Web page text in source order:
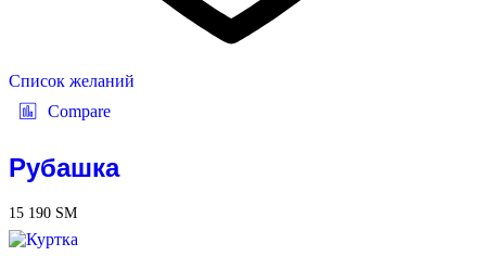
Список желаний
Compare
Рубашка
15 190 ЅМ